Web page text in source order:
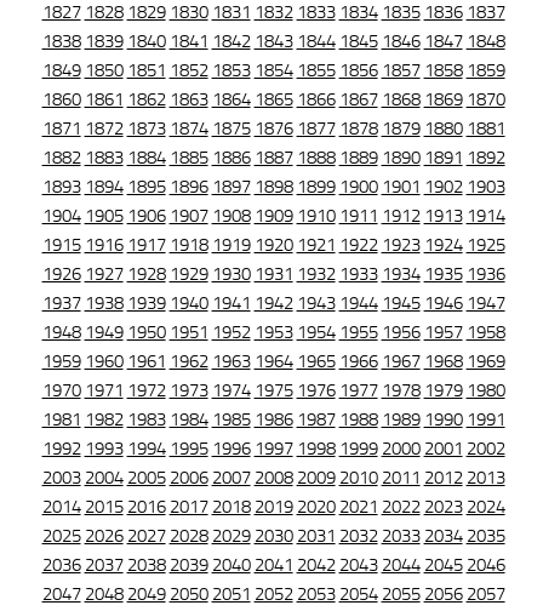
1827 1828 1829 1830 1831 1832 1833 1834 1835 1836 1837
1838 1839 1840 1841 1842 1843 1844 1845 1846 1847 1848
1849 1850 1851 1852 1853 1854 1855 1856 1857 1858 1859
1860 1861 1862 1863 1864 1865 1866 1867 1868 1869 1870
1871 1872 1873 1874 1875 1876 1877 1878 1879 1880 1881
1882 1883 1884 1885 1886 1887 1888 1889 1890 1891 1892
1893 1894 1895 1896 1897 1898 1899 1900 1901 1902 1903
1904 1905 1906 1907 1908 1909 1910 1911 1912 1913 1914
1915 1916 1917 1918 1919 1920 1921 1922 1923 1924 1925
1926 1927 1928 1929 1930 1931 1932 1933 1934 1935 1936
1937 1938 1939 1940 1941 1942 1943 1944 1945 1946 1947
1948 1949 1950 1951 1952 1953 1954 1955 1956 1957 1958
1959 1960 1961 1962 1963 1964 1965 1966 1967 1968 1969
1970 1971 1972 1973 1974 1975 1976 1977 1978 1979 1980
1981 1982 1983 1984 1985 1986 1987 1988 1989 1990 1991
1992 1993 1994 1995 1996 1997 1998 1999 2000 2001 2002
2003 2004 2005 2006 2007 2008 2009 2010 2011 2012 2013
2014 2015 2016 2017 2018 2019 2020 2021 2022 2023 2024
2025 2026 2027 2028 2029 2030 2031 2032 2033 2034 2035
2036 2037 2038 2039 2040 2041 2042 2043 2044 2045 2046
2047 2048 2049 2050 2051 2052 2053 2054 2055 2056 2057